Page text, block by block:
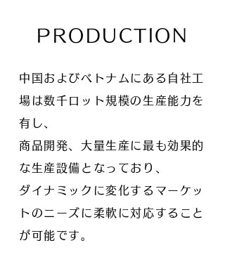
PRODUCTION
中国およびベトナムにある自社工
場は数千ロット規模の生産能力を
有し、
商品開発、大量生産に最も効果的
な生産設備となっており、
ダイナミックに変化するマーケッ
トのニーズに柔軟に対応すること
が可能です。